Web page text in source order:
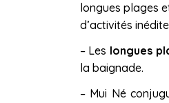
longues plages
d’activités
– Les longues
la baignade.
– Mui Né